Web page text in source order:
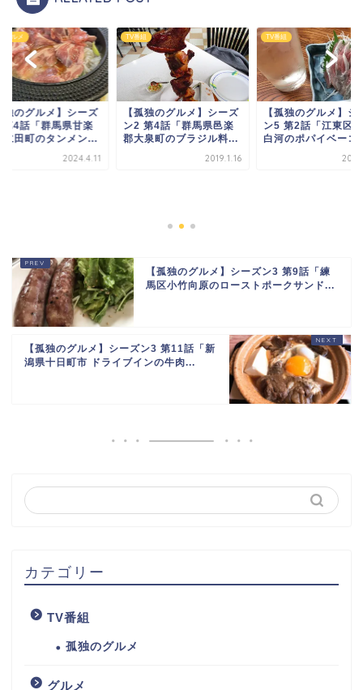
グルメ
独のグルメ】シーズ
第4話「群馬県甘楽
仁田町のタンメン...
2024.4.11
TV番組
【孤独のグルメ】シーズ
ン2 第4話「群馬県邑楽
郡大泉町のブラジル料...
2019.1.16
TV番組
【孤独のグルメ】シ
ン5 第2話「江東区
白河のポパイベーコ
【孤独のグルメ】シーズン3 第9話「練
馬区小竹向原のローストポークサンド...
【孤独のグルメ】シーズン3 第11話「新
潟県十日町市 ドライブインの牛肉...
カテゴリー
TV番組
孤独のグルメ
グルメ